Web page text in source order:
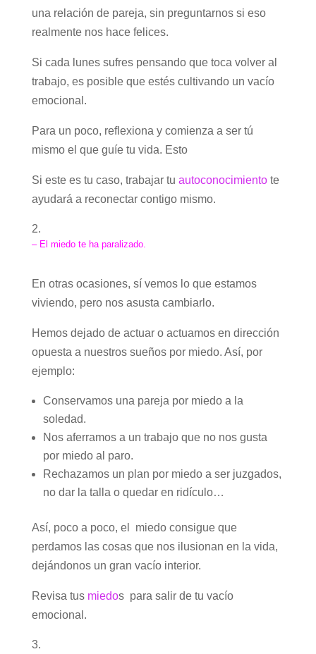
una relación de pareja, sin preguntarnos si eso
realmente nos hace felices.
Si cada lunes sufres pensando que toca volver al
trabajo, es posible que estés cultivando un vacío
emocional.
Para un poco, reflexiona y comienza a ser tú
mismo el que guíe tu vida. Esto
Si este es tu caso, trabajar tu autoconocimientote
ayudará a reconectar contigo mismo.
– El miedo te ha paralizado.
En otras ocasiones, sí vemos lo que estamos
viviendo, pero nos asusta cambiarlo.
Hemos dejado de actuar o actuamos en dirección
opuesta a nuestros sueños por miedo. Así, por
ejemplo:
Conservamos una pareja por miedo a la
soledad.
Nos aferramos a un trabajo que no nos gusta
por miedo al paro.
Rechazamos un plan por miedo a ser juzgados,
no dar la talla o quedar en ridículo…
Así, poco a poco, el miedo consigue que
perdamos las cosas que nos ilusionan en la vida,
dejándonos un gran vacío interior.
Revisa tus miedos para salir de tu vacío
emocional.